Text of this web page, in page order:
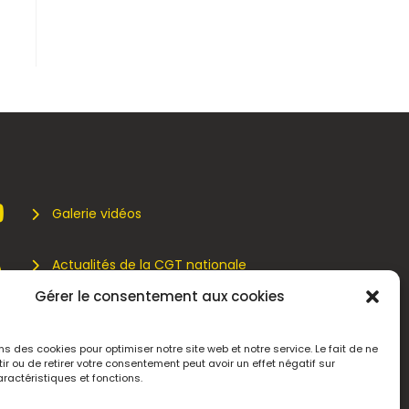
Gérer le consentement aux cookies
des cookies pour optimiser notre site web et notre service. Le fait de ne
ou de retirer votre consentement peut avoir un effet négatif sur
et fonctions.
Galerie vidéos
Actualités de la CGT nationale
Adhérez